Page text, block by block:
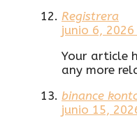
Registrera
junio 6,
Your article
any more
binance
junio 15,